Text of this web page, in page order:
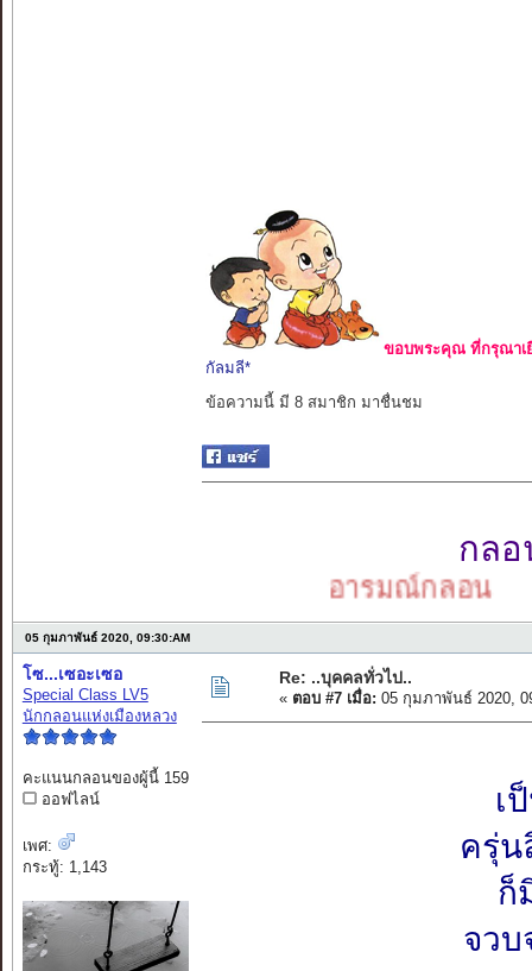
ขอบพระคุณ ที่กรุณาเ
กัลมลี*
ข้อความนี้ มี 8 สมาชิก มาชื่นชม
กลอ
อารมณ์กลอน
05 กุมภาพันธ์ 2020, 09:30:AM
โซ...เซอะเซอ
Special Class LV5
นักกลอนแห่งเมืองหลวง
คะแนนกลอนของผู้นี้ 159
ออฟไลน์
เพศ:
กระทู้: 1,143
Re: ..บุคคลทั่วไป..
« ตอบ #7 เมื่อ: 05 กุมภาพันธ์ 2020,
เ
ครุ่น
ก็
จวบ